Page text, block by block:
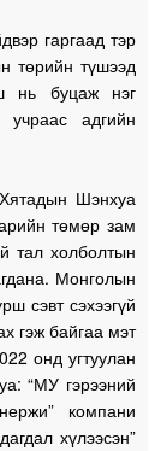
гаргаад тэр
төрийн түшээд
нь буцаж нэг
адгийн
Шэнхуа
төмөр зам
тал холболтын
Монголын
сэвт сэхээгүй
гэж байгаа мэт
онд угтуулан
“МУ гэрээний
компани
хүлээсэн”